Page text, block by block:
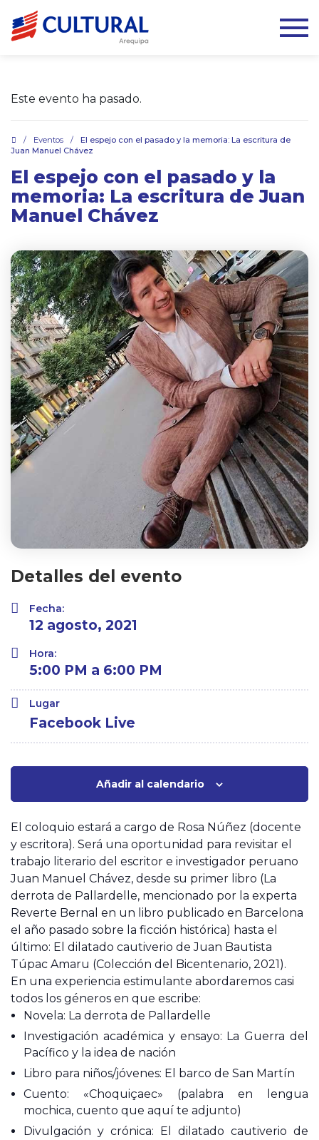
Este evento ha pasado.
/ Eventos /
El espejo con el pasado y la memoria: La escritura de
Juan Manuel Chávez
El espejo con el pasado y la
memoria: La escritura de Juan
Manuel Chávez
Detalles del evento
Fecha:
12 agosto, 2021
Hora:
5:00 PM a 6:00 PM
Lugar
Facebook Live
Añadir al calendario
El coloquio estará a cargo de Rosa Núñez (docente
y escritora). Será una oportunidad para revisitar el
trabajo literario del escritor e investigador peruano
Juan Manuel Chávez, desde su primer libro (La
derrota de Pallardelle, mencionado por la experta
Reverte Bernal en un libro publicado en Barcelona
el año pasado sobre la ficción histórica) hasta el
último: El dilatado cautiverio de Juan Bautista
Túpac Amaru (Colección del Bicentenario, 2021).
En una experiencia estimulante abordaremos casi
todos los géneros en que escribe:
Novela: La derrota de Pallardelle
Investigación académica y ensayo: La Guerra del
Pacífico y la idea de nación
Libro para niños/jóvenes: El barco de San Martín
Cuento: «Choquiçaec» (palabra en lengua
mochica, cuento que aquí te adjunto)
Divulgación y crónica: El dilatado cautiverio de